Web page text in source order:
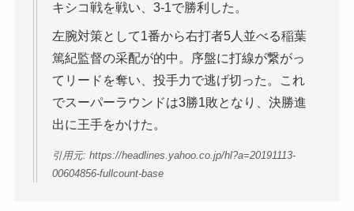
キシコ戦を戦い、3-1で勝利した。
左腕対策として1番から右打者5人並べる稲葉
篤紀監督の采配が的中。序盤に打線が繋がっ
てリードを奪い、投手力で逃げ切った。これ
でスーパーラウンドは3勝1敗となり、決勝進
出に王手をかけた。
引用元: https://headlines.yahoo.co.jp/hl?a=20191113-
00604856-fullcount-base